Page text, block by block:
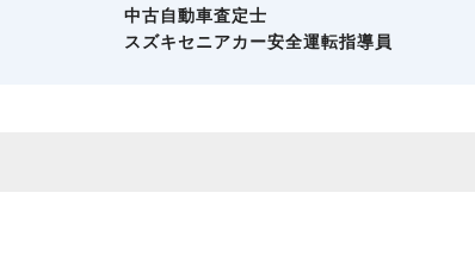
中古自動車査定士
スズキセニアカー安全運転指導員